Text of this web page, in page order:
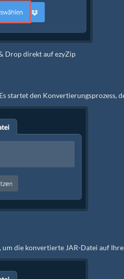
Drop direkt auf ezyZip
startet den
um die konvertierte JAR-Datei auf